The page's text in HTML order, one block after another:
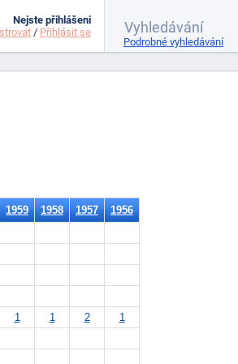
1959 1958 1957 1956
1 1 2 1
Nejste přihlášeni
/ Přihlásit se
Podrobné vyhledávání